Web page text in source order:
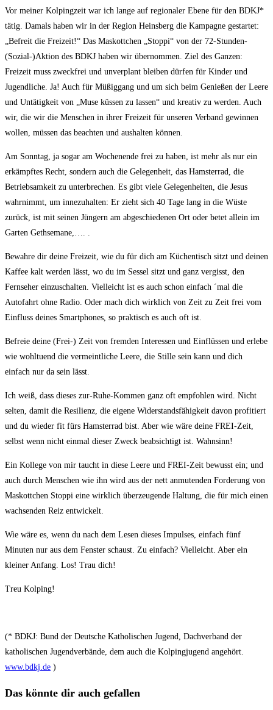
Vor meiner Kolpingzeit war ich lange auf regionaler Ebene für den BDKJ*
tätig. Damals haben wir in der Region Heinsberg die Kampagne gestartet:
„Befreit die Freizeit!“ Das Maskottchen „Stoppi“ von der 72-Stunden-
(Sozial-)Aktion des BDKJ haben wir übernommen. Ziel des Ganzen:
Freizeit muss zweckfrei und unverplant bleiben dürfen für Kinder und
Jugendliche. Ja! Auch für Müßiggang und um sich beim Genießen der Leere
und Untätigkeit von „Muse küssen zu lassen“ und kreativ zu werden. Auch
wir, die wir die Menschen in ihrer Freizeit für unseren Verband gewinnen
wollen, müssen das beachten und aushalten können.
Am Sonntag, ja sogar am Wochenende frei zu haben, ist mehr als nur ein
erkämpftes Recht, sondern auch die Gelegenheit, das Hamsterrad, die
Betriebsamkeit zu unterbrechen. Es gibt viele Gelegenheiten, die Jesus
wahrnimmt, um innezuhalten: Er zieht sich 40 Tage lang in die Wüste
zurück, ist mit seinen Jüngern am abgeschiedenen Ort oder betet allein im
Garten Gethsemane,…. .
Bewahre dir deine Freizeit, wie du für dich am Küchentisch sitzt und deinen
Kaffee kalt werden lässt, wo du im Sessel sitzt und ganz vergisst, den
Fernseher einzuschalten. Vielleicht ist es auch schon einfach ´mal die
Autofahrt ohne Radio. Oder mach dich wirklich von Zeit zu Zeit frei vom
Einfluss deines Smartphones, so praktisch es auch oft ist.
Befreie deine (Frei-) Zeit von fremden Interessen und Einflüssen und erlebe
wie wohltuend die vermeintliche Leere, die Stille sein kann und dich
einfach nur da sein lässt.
Ich weiß, dass dieses zur-Ruhe-Kommen ganz oft empfohlen wird. Nicht
selten, damit die Resilienz, die eigene Widerstandsfähigkeit davon profitiert
und du wieder fit fürs Hamsterrad bist. Aber wie wäre deine FREI-Zeit,
selbst wenn nicht einmal dieser Zweck beabsichtigt ist. Wahnsinn!
Ein Kollege von mir taucht in diese Leere und FREI-Zeit bewusst ein; und
auch durch Menschen wie ihn wird aus der nett anmutenden Forderung von
Maskottchen Stoppi eine wirklich überzeugende Haltung, die für mich einen
wachsenden Reiz entwickelt.
Wie wäre es, wenn du nach dem Lesen dieses Impulses, einfach fünf
Minuten nur aus dem Fenster schaust. Zu einfach? Vielleicht. Aber ein
kleiner Anfang. Los! Trau dich!
Treu Kolping!
(* BDKJ: Bund der Deutsche Katholischen Jugend, Dachverband der
katholischen Jugendverbände, dem auch die Kolpingjugend angehört.
www.bdkj.de )
Das könnte dir auch gefallen